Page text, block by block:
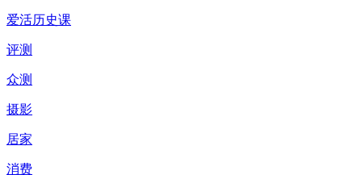
爱活历史课
评测
众测
摄影
居家
消费